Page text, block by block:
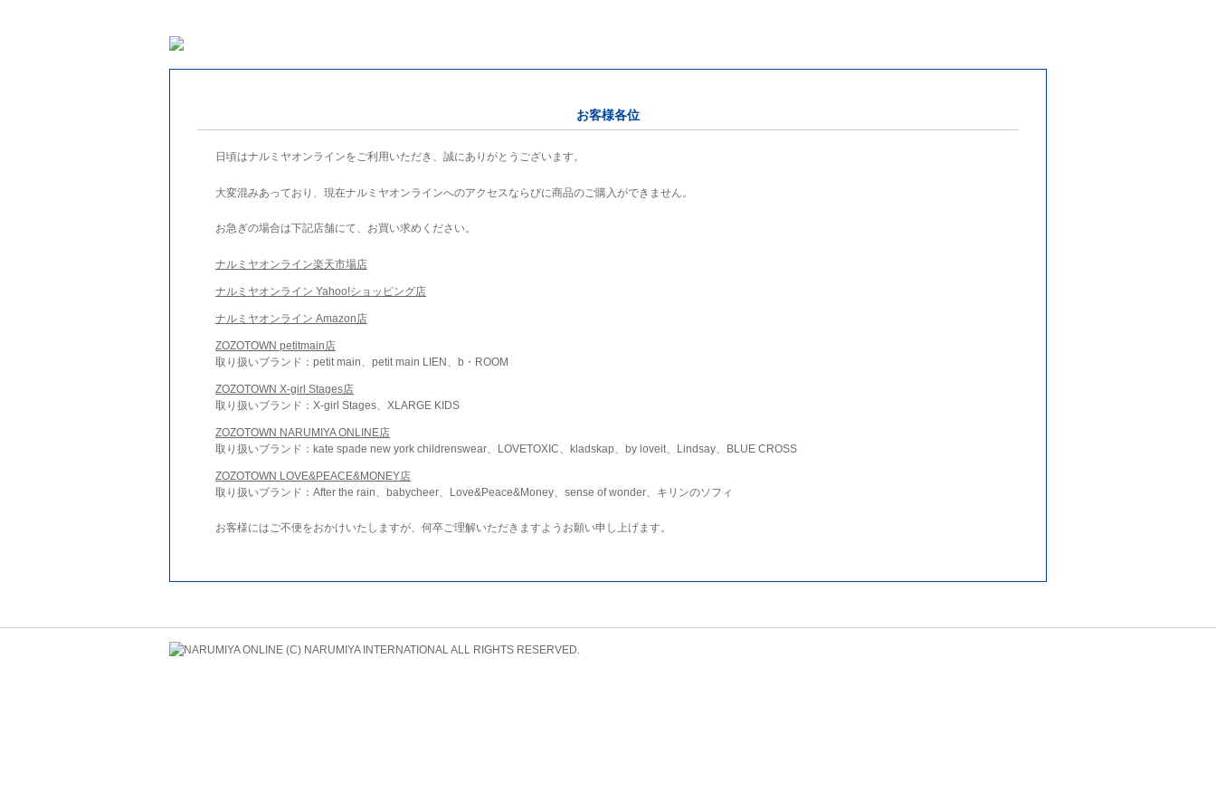
お客様各位
日頃はナルミヤオンラインをご利用いただき、誠にありがとうございます。
大変混みあっており、現在ナルミヤオンラインへのアクセスならびに商品のご購入ができません。
お急ぎの場合は下記店舗にて、お買い求めください。
ナルミヤオンライン楽天市場店
ナルミヤオンライン Yahoo!ショッピング店
ナルミヤオンライン Amazon店
ZOZOTOWN petitmain店
取り扱いブランド：petit main、petit main LIEN、b・ROOM
ZOZOTOWN X-girl Stages店
取り扱いブランド：X-girl Stages、XLARGE KIDS
ZOZOTOWN NARUMIYA ONLINE店
取り扱いブランド：kate spade new york childrenswear、LOVETOXIC、kladskap、by loveit、Lindsay、BLUE CROSS
ZOZOTOWN LOVE&PEACE&MONEY店
取り扱いブランド：After the rain、babycheer、Love&Peace&Money、sense of wonder、キリンのソフィ
お客様にはご不便をおかけいたしますが、何卒ご理解いただきますようお願い申し上げます。